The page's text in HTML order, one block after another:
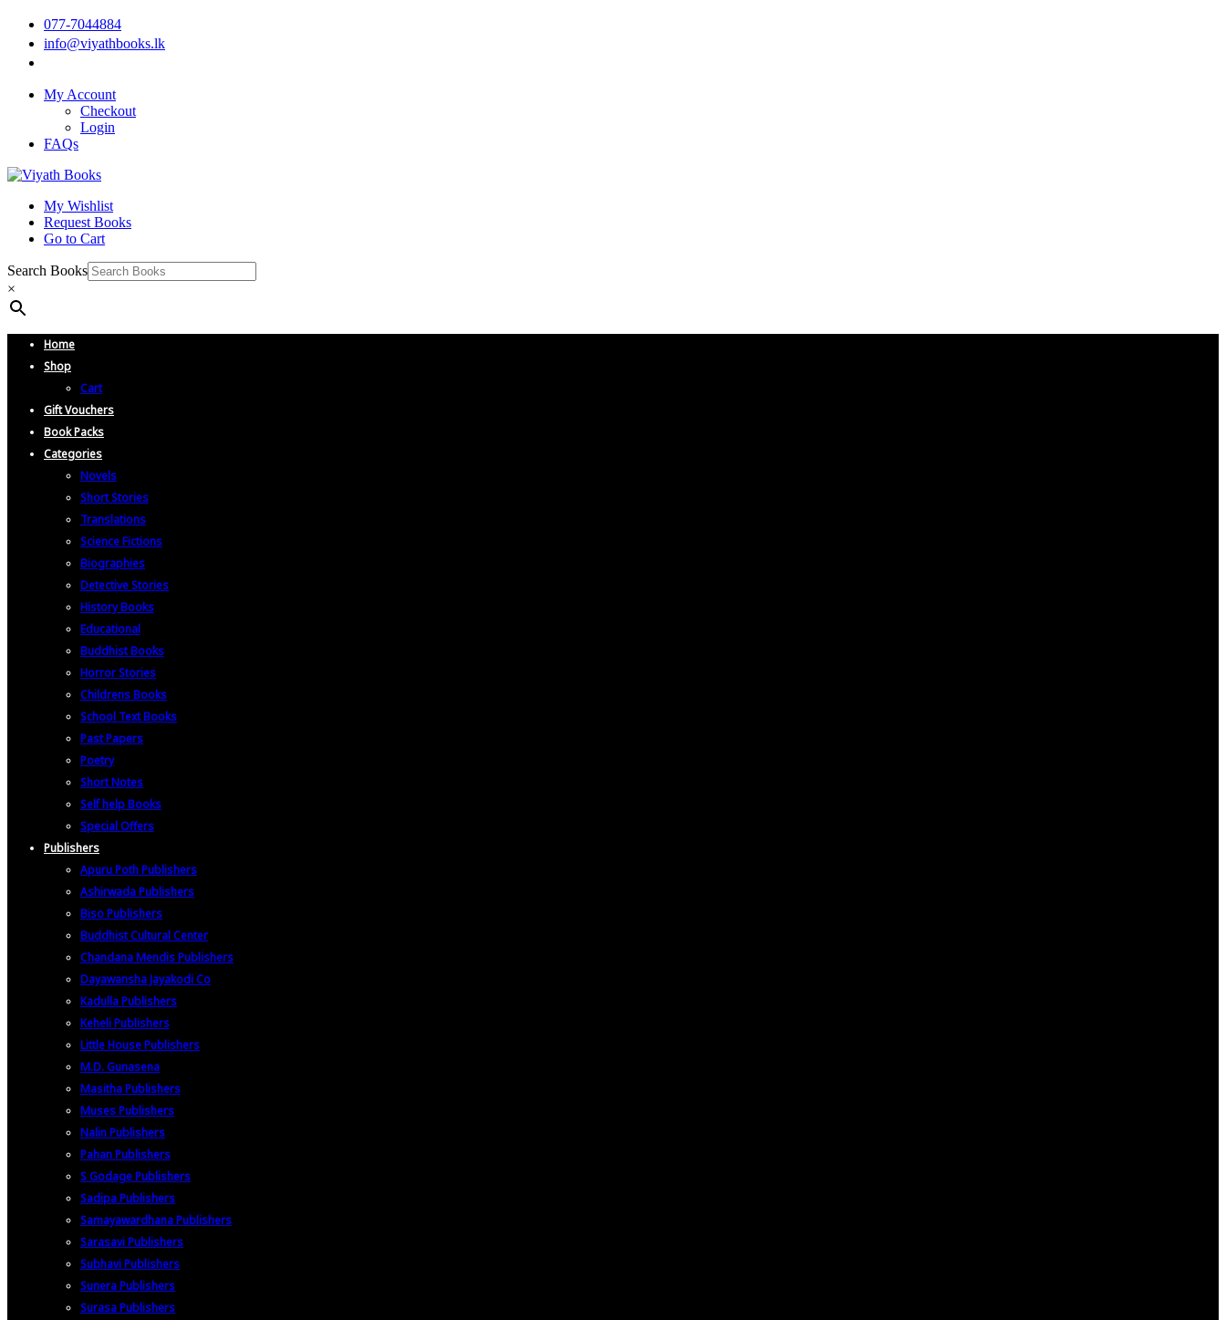
077-7044884
info@viyathbooks.lk
My Account
Checkout
Login
FAQs
My Wishlist
Request Books
Go to Cart
Search Books
×
Home
Shop
Cart
Gift Vouchers
Book Packs
Categories
Novels
Short Stories
Translations
Science Fictions
Biographies
Detective Stories
History Books
Educational
Buddhist Books
Horror Stories
Childrens Books
School Text Books
Past Papers
Poetry
Short Notes
Self help Books
Special Offers
Publishers
Apuru Poth Publishers
Ashirwada Publishers
Biso Publishers
Buddhist Cultural Center
Chandana Mendis Publishers
Dayawansha Jayakodi Co
Kadulla Publishers
Keheli Publishers
Little House Publishers
M.D. Gunasena
Masitha Publishers
Muses Publishers
Nalin Publishers
Pahan Publishers
S Godage Publishers
Sadipa Publishers
Samayawardhana Publishers
Sarasavi Publishers
Subhavi Publishers
Sunera Publishers
Surasa Publishers